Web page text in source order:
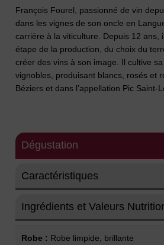
François Fourel, passionné de vin
dans les vignes de son oncle en
carrière à la viticulture. Depuis 12 ans,
étape de la production, du choix du
créer des vins à son image. Il cultive
vignobles, produisant blancs, rosés et
Béziers et dans l’appellation Pic Saint-
Dégustation
Caractéristiques
Ingrédients et Valeurs
Robe : Robe limpide, brillante